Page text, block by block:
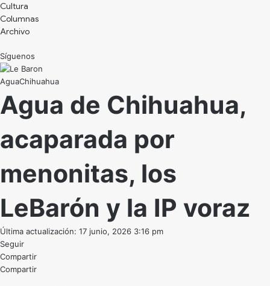
Cultura
Archivo
Síguenos
AguaChihuahua
Agua de Chihuahua,
acaparada por
menonitas, los
LeBarón y la IP voraz
Última actualización: 17 junio, 2026 3:16 pm
Seguir
Compartir
Compartir